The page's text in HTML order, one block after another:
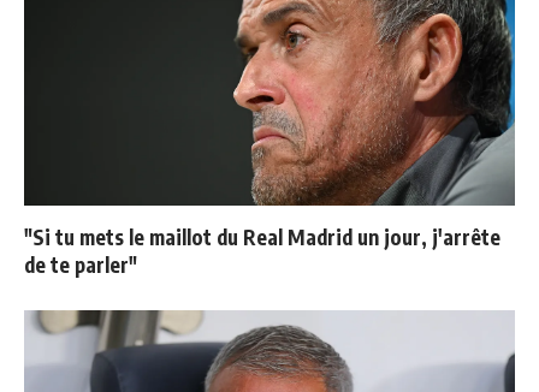
"Si tu mets le maillot du Real Madrid un jour, j'arrête
de te parler"